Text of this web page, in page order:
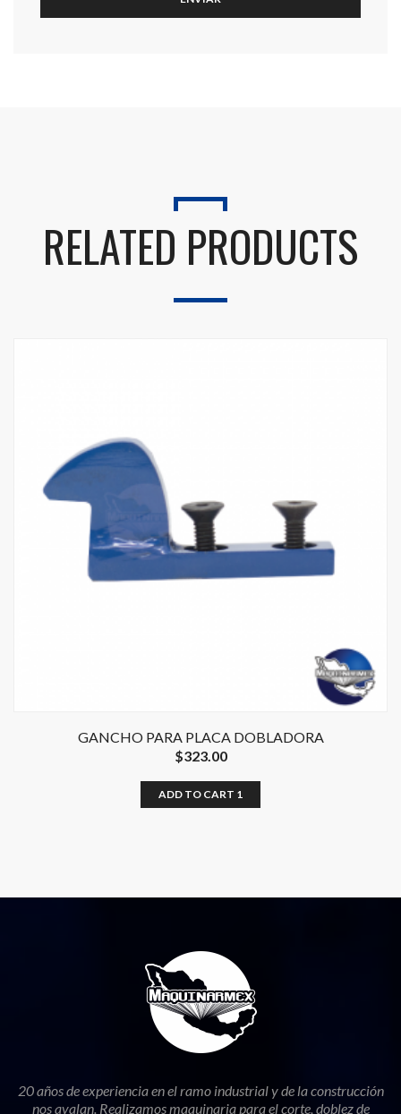
RELATED PRODUCTS
GANCHO PARA PLACA DOBLADORA
$323.00
ADD TO CART 1
20 años de experiencia en el ramo industrial y de la construcción
nos avalan. Realizamos maquinaria para el corte, doblez de